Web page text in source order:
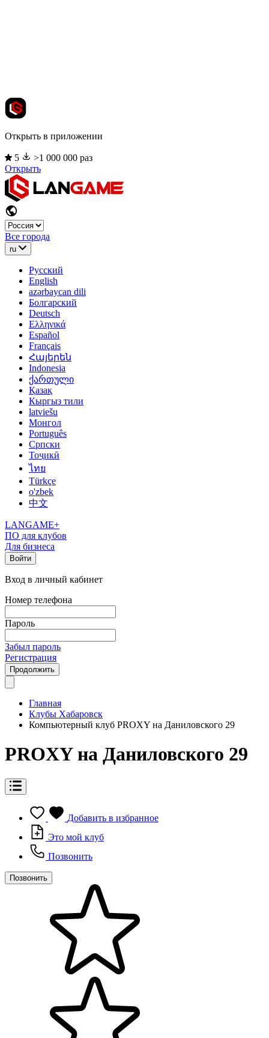
Открыть в приложении
5
>1 000 000 раз
Открыть
Все города
ru
Русский
English
azərbaycan dili
Болгарский
Deutsch
Ελληνικά
Español
Français
Հայերեն
Indonesia
ქართული
Қазақ
Кыргыз тили
latviešu
Монгол
Português
Српски
Тоҷикӣ
ไทย
Türkçe
o'zbek
中文
LANGAME+
ПО для клубов
Для бизнеса
Войти
Вход в личный кабинет
Номер телефона
Пароль
Забыл пароль
Регистрация
Продолжить
Главная
Клубы Хабаровск
Компьютерный клуб PROXY на Даниловского 29
PROXY на Даниловского 29
Добавить в избранное
Это мой клуб
Позвонить
Позвонить